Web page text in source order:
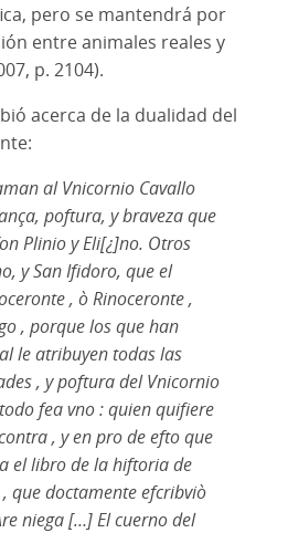
pero se mantendrá por
entre animales reales y
p. 2104).
acerca de la dualidad del
al Vnicornio Cavallo
poftura, y braveza que
Plinio y Eli[¿]no. Otros
y San Ifidoro, que el
, ò Rinoceronte ,
, porque los que han
le atribuyen todas las
, y poftura del Vnicornio
fea vno : quien quifiere
, y en pro de efto que
el libro de la hiftoria de
que doctamente efcribviò
niega […] El cuerno del